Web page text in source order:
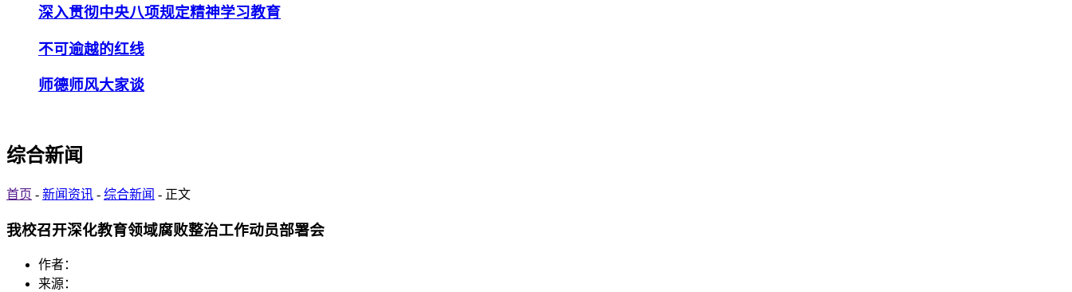
深入贯彻中央八项规定精神学习教育
不可逾越的红线
师德师风大家谈
综合新闻
首页 - 新闻资讯 - 综合新闻 - 正文
我校召开深化教育领域腐败整治工作动员部署会
作者：
来源：